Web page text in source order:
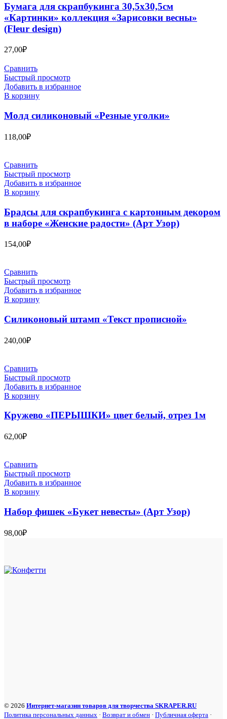
Бумага для скрапбукинга 30,5х30,5см
«Картинки» коллекция «Зарисовки весны»
(Fleur design)
27,00₽
Сравнить
Быстрый просмотр
Добавить в избранное
В корзину
Молд силиконовый «Резные уголки»
118,00₽
Сравнить
Быстрый просмотр
Добавить в избранное
В корзину
Брадсы для скрапбукинга с картонным декором
в наборе «Женские радости» (Арт Узор)
154,00₽
Сравнить
Быстрый просмотр
Добавить в избранное
В корзину
Силиконовый штамп «Текст прописной»
240,00₽
Сравнить
Быстрый просмотр
Добавить в избранное
В корзину
Кружево «ПЕРЫШКИ» цвет белый, отрез 1м
62,00₽
Сравнить
Быстрый просмотр
Добавить в избранное
В корзину
Набор фишек «Букет невесты» (Арт Узор)
98,00₽
© 2026 Интернет-магазин товаров для творчества SKRAPER.RU
Политика персональных данных · Возврат и обмен · Публичная оферта ·